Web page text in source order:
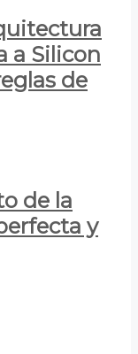
a Silicon
de
de la
y